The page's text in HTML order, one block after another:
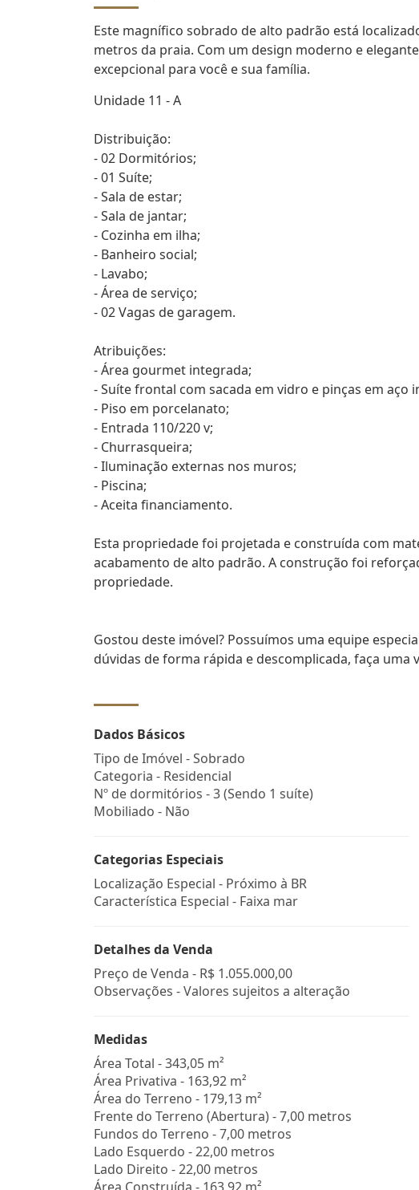
Este magnífico sobrado de alto padrão está
metros da praia. Com um design moderno e
excepcional para você e sua família.
Unidade 11 - A
Distribuição:
- 02 Dormitórios;
- 01 Suíte;
- Sala de estar;
- Sala de jantar;
- Cozinha em ilha;
- Banheiro social;
- Lavabo;
- Área de serviço;
- 02 Vagas de garagem.
Atribuições:
- Área gourmet integrada;
- Suíte frontal com sacada em vidro e pinças em aço
- Piso em porcelanato;
- Entrada 110/220 v;
- Churrasqueira;
- Iluminação externas nos muros;
- Piscina;
- Aceita financiamento.
Esta propriedade foi projetada e construída com
acabamento de alto padrão. A construção foi
propriedade.
Gostou deste imóvel? Possuímos uma equipe
dúvidas de forma rápida e descomplicada, faça uma
Dados Básicos
Tipo de Imóvel - Sobrado
Categoria - Residencial
Nº de dormitórios - 3 (Sendo 1 suíte)
Mobiliado - Não
Categorias Especiais
Localização Especial - Próximo à BR
Característica Especial - Faixa mar
Detalhes da Venda
Preço de Venda - R$ 1.055.000,00
Observações - Valores sujeitos a alteração
Medidas
Área Total - 343,05 m²
Área Privativa - 163,92 m²
Área do Terreno - 179,13 m²
Frente do Terreno (Abertura) - 7,00 metros
Fundos do Terreno - 7,00 metros
Lado Esquerdo - 22,00 metros
Lado Direito - 22,00 metros